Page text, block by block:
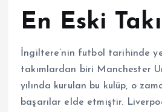
En Eski
İngiltere’nin futbol tarihinde
takımlardan biri Manchester
yılında kurulan bu kulüp, o
başarılar elde etmiştir.